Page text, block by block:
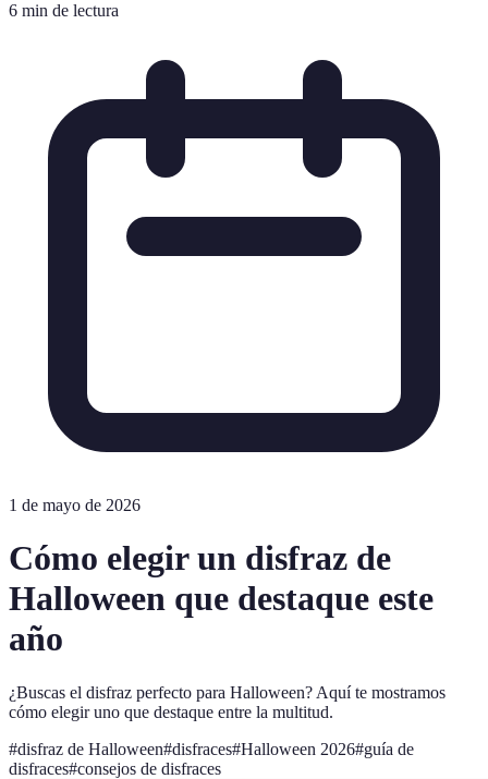
6 min de lectura
1 de mayo de 2026
Cómo elegir un disfraz de
Halloween que destaque este
año
¿Buscas el disfraz perfecto para Halloween? Aquí te mostramos
cómo elegir uno que destaque entre la multitud.
#disfraz de Halloween#disfraces#Halloween 2026#guía de
disfraces#consejos de disfraces